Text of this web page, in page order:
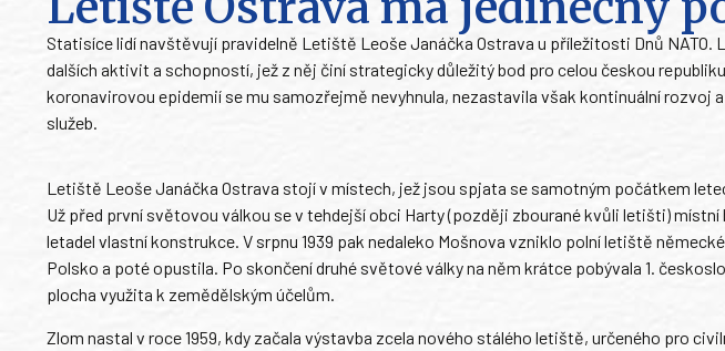
Statisíce lidí navštěvují pravidelně Letiště Leoše Janáčka Ostrava u příležitosti Dnů
dalších aktivit a schopností, jež z něj činí strategicky důležitý bod pro celou českou
koronavirovou epidemií se mu samozřejmě nevyhnula, nezastavila však kontinuální rozvoj
služeb.
Letiště Leoše Janáčka Ostrava stojí v místech, jež jsou spjata se samotným počátkem
Už před první světovou válkou se v tehdejší obci Harty (později zbourané kvůli letišti)
letadel vlastní konstrukce. V srpnu 1939 pak nedaleko Mošnova vzniklo polní letiště
Polsko a poté opustila. Po skončení druhé světové války na něm krátce pobývala 1.
plocha využita k zemědělským účelům.
Zlom nastal v roce 1959, kdy začala výstavba zcela nového stálého letiště, určeného pro